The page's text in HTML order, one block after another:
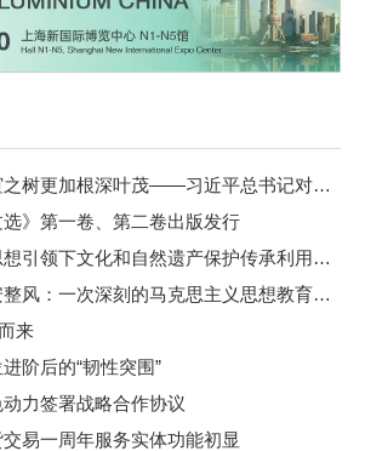
让中朝传统友谊之树更加根深叶茂——习近平总书记对朝鲜进行国事访问纪实
选》第一卷、第二卷出版发行
在习近平文化思想引领下文化和自然遗产保护传承利用工作开创新局面
伟大征程丨延安整风：一次深刻的马克思主义思想教育运动
来
阶后的“韧性突围”
力签署战略合作协议
易一周年服务实体功能初显